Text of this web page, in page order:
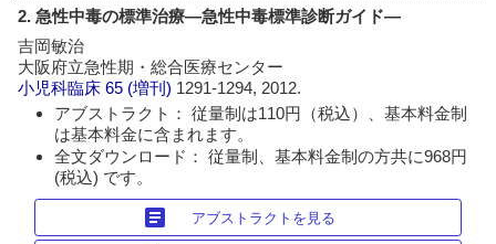
2. 急性中毒の標準治療―急性中毒標準診断ガイド―
吉岡敏治
大阪府立急性期・総合医療センター
小児科臨床 65 (増刊) 1291-1294, 2012.
アブストラクト： 従量制は110円（税込）、基本料金制
は基本料金に含まれます。
全文ダウンロード： 従量制、基本料金制の方共に968円
(税込) です。
article アブストラクトを見る